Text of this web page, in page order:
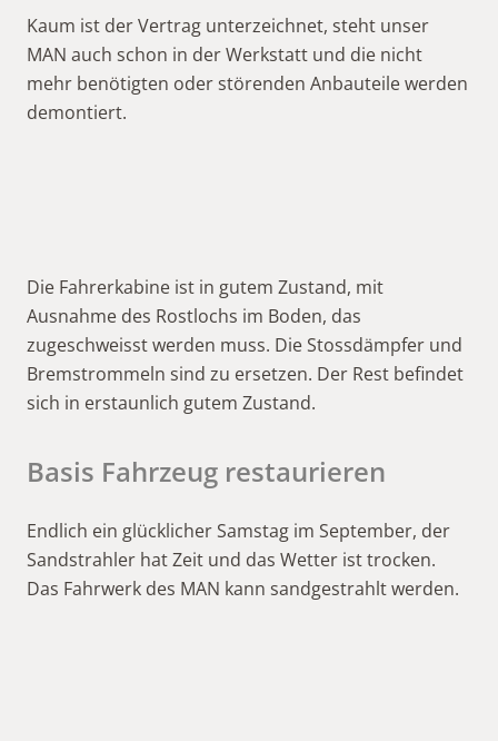
Kaum ist der Vertrag unterzeichnet, steht unser
MAN auch schon in der Werkstatt und die nicht
mehr benötigten oder störenden Anbauteile werden
demontiert.
Die Fahrerkabine ist in gutem Zustand, mit
Ausnahme des Rostlochs im Boden, das
zugeschweisst werden muss. Die Stossdämpfer und
Bremstrommeln sind zu ersetzen. Der Rest befindet
sich in erstaunlich gutem Zustand.
Basis Fahrzeug restaurieren
Endlich ein glücklicher Samstag im September, der
Sandstrahler hat Zeit und das Wetter ist trocken.
Das Fahrwerk des MAN kann sandgestrahlt werden.